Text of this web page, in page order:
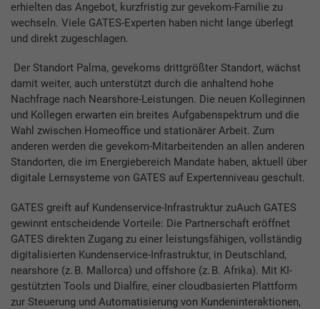
erhielten das Angebot, kurzfristig zur gevekom-Familie zu
wechseln. Viele GATES-Experten haben nicht lange überlegt
und direkt zugeschlagen.
Der Standort Palma, gevekoms drittgrößter Standort, wächst
damit weiter, auch unterstützt durch die anhaltend hohe
Nachfrage nach Nearshore-Leistungen. Die neuen Kolleginnen
und Kollegen erwarten ein breites Aufgabenspektrum und die
Wahl zwischen Homeoffice und stationärer Arbeit. Zum
anderen werden die gevekom-Mitarbeitenden an allen anderen
Standorten, die im Energiebereich Mandate haben, aktuell über
digitale Lernsysteme von GATES auf Expertenniveau geschult.
GATES greift auf Kundenservice-Infrastruktur zuAuch GATES
gewinnt entscheidende Vorteile: Die Partnerschaft eröffnet
GATES direkten Zugang zu einer leistungsfähigen, vollständig
digitalisierten Kundenservice-Infrastruktur, in Deutschland,
nearshore (z. B. Mallorca) und offshore (z. B. Afrika). Mit KI-
gestützten Tools und Dialfire, einer cloudbasierten Plattform
zur Steuerung und Automatisierung von Kundeninteraktionen,